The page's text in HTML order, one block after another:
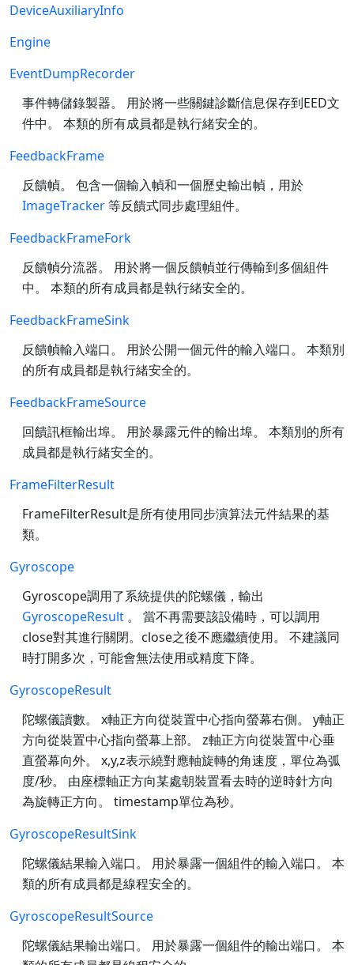
DeviceAuxiliaryInfo
Engine
EventDumpRecorder
事件轉儲錄製器。 用於將一些關鍵診斷信息保存到EED文
件中。 本類的所有成員都是執行緒安全的。
FeedbackFrame
反饋幀。 包含一個輸入幀和一個歷史輸出幀，用於
ImageTracker等反饋式同步處理組件。
FeedbackFrameFork
反饋幀分流器。 用於將一個反饋幀並行傳輸到多個組件
中。 本類的所有成員都是執行緒安全的。
FeedbackFrameSink
反饋幀輸入端口。 用於公開一個元件的輸入端口。 本類別
的所有成員都是執行緒安全的。
FeedbackFrameSource
回饋訊框輸出埠。 用於暴露元件的輸出埠。 本類別的所有
成員都是執行緒安全的。
FrameFilterResult
FrameFilterResult是所有使用同步演算法元件結果的基
類。
Gyroscope
Gyroscope調用了系統提供的陀螺儀，輸出
GyroscopeResult 。 當不再需要該設備時，可以調用
close對其進行關閉。close之後不應繼續使用。 不建議同
時打開多次，可能會無法使用或精度下降。
GyroscopeResult
陀螺儀讀數。 x軸正方向從裝置中心指向螢幕右側。 y軸正
方向從裝置中心指向螢幕上部。 z軸正方向從裝置中心垂
直螢幕向外。 x,y,z表示繞對應軸旋轉的角速度，單位為弧
度/秒。 由座標軸正方向某處朝裝置看去時的逆時針方向
為旋轉正方向。 timestamp單位為秒。
GyroscopeResultSink
陀螺儀結果輸入端口。 用於暴露一個組件的輸入端口。 本
類的所有成員都是線程安全的。
GyroscopeResultSource
陀螺儀結果輸出端口。 用於暴露一個組件的輸出端口。 本